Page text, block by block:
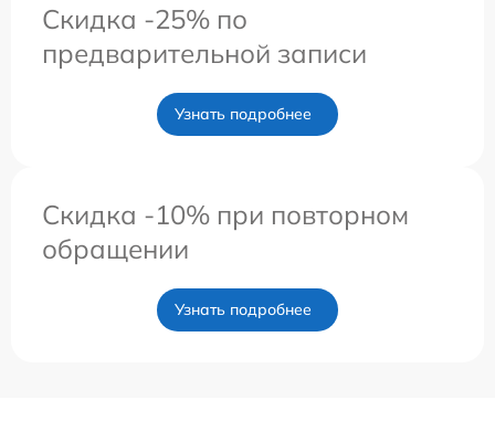
Скидка -25% по
предварительной записи
Узнать подробнее
Скидка -10% при повторном
обращении
Узнать подробнее